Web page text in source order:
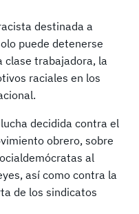
destinada a
puede detenerse
clase trabajadora, la
raciales en los
decidida contra el
obrero, sobre
al
así como contra la
de los sindicatos